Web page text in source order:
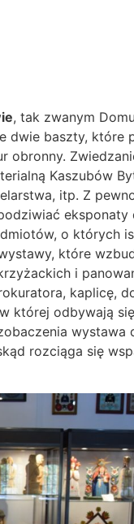
, tak zwanym
dwie baszty, które
obronny.
Kaszubów
itp. Z
eksponaty
o których
które
i
kaplicę,
której odbywają
rozciąga się